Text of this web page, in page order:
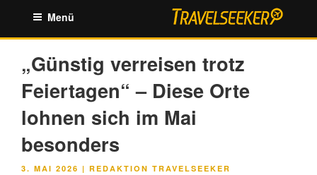
springen
Menü
„Günstig verreisen trotz
Feiertagen“ – Diese Orte
lohnen sich im Mai
besonders
VERÖFFENTLICHT
3. MAI 2026 | REDAKTION TRAVELSEEKER